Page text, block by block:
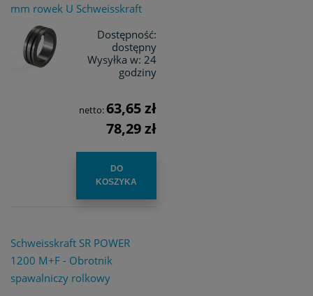
mm rowek U Schweisskraft
Dostępność:
dostępny
Wysyłka w: 24
godziny
netto:63,65 zł
78,29 zł
DO
KOSZYKA
Schweisskraft SR POWER
1200 M+F - Obrotnik
spawalniczy rolkowy